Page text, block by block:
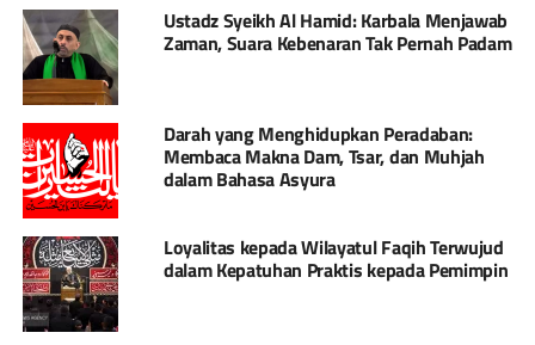
Ustadz Syeikh Al Hamid: Karbala Menjawab
Zaman, Suara Kebenaran Tak Pernah Padam
Darah yang Menghidupkan Peradaban:
Membaca Makna Dam, Tsar, dan Muhjah
dalam Bahasa Asyura
Loyalitas kepada Wilayatul Faqih Terwujud
dalam Kepatuhan Praktis kepada Pemimpin